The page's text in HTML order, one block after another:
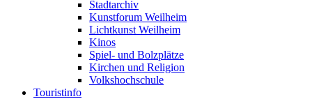
Stadtarchiv
Kunstforum Weilheim
Lichtkunst Weilheim
Kinos
Spiel- und Bolzplätze
Kirchen und Religion
Volkshochschule
Touristinfo